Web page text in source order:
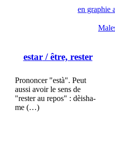
en graphie
estar/ être, rester
Prononcer "està". Peut
aussi avoir le sens de
"rester au repos" : dèisha-
me (…)